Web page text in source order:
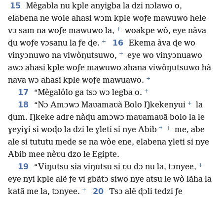
15
Mègabla nu kple anyigba la dzi nɔlawo o,
elabena ne wole ahasi wɔm kple woƒe mawuwo hele
vɔ sam na woƒe mawuwo la, +
woakpe wò, eye nàva
ɖu woƒe vɔsanu la ƒe ɖe. + 16 Ekema àva ɖe wo
vinyɔnuwo na viwòŋutsuwo, +
eye wo vinyɔnuawo
awɔ ahasi kple woƒe mawuwo ahana viwòŋutsuwo hã
nava wɔ ahasi kple woƒe mawuawo. +
17 “Mègalólo ga tsɔ wɔ legba o. +
18 “Nɔ Amɔwɔ Maʋamaʋã Bolo Ŋkekenyui +
la
ɖum. Ŋkeke adre nàɖu amɔwɔ maʋamaʋã bolo la le
ɣeyiɣi si woɖo la dzi le ɣleti si nye Abib * +
me, abe
ale si tututu mede se na wòe ene, elabena ɣleti si nye
Abib mee nèʋu dzo le Egipte.
19
“Viŋutsu sia viŋutsu si ʋu dɔ nu la, tɔnyee, +
eye nyi kple alẽ ƒe vi gbãtɔ siwo nye atsu le wò lãha la
katã me la, tɔnyee. + 20 Tsɔ alẽ ɖɔli tedzi ƒe